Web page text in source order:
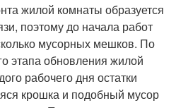
жилой комнаты образуется
поэтому до начала работ
мусорных мешков. По
этапа обновления жилой
рабочего дня остатки
крошка и подобный мусор